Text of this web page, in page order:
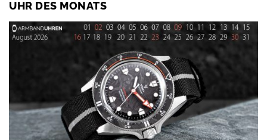
UHR DES MONATS